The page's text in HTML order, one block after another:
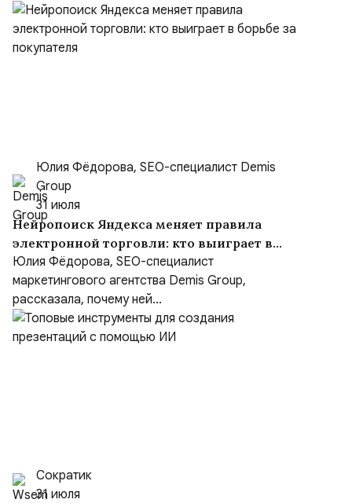
Юлия Фёдорова, SEO-специалист Demis
Group
31 июля
Нейропоиск Яндекса меняет правила
электронной торговли: кто выиграет в
борьбе за покупателя
Юлия Фёдорова, SEO-специалист
маркетингового агентства Demis Group,
рассказала, почему ней...
Сократик
31 июля